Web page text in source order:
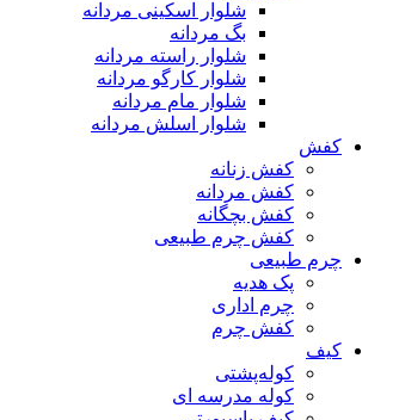
شلوار اسکینی مردانه
بگ مردانه
شلوار راسته مردانه
شلوار کارگو مردانه
شلوار مام مردانه
شلوار اسلش مردانه
کفش
کفش زنانه
کفش مردانه
کفش بچگانه
کفش چرم طبیعی
چرم طبیعی
پک هدیه
چرم اداری
کفش چرم
کیف
کوله‌پشتی
کوله مدرسه ای